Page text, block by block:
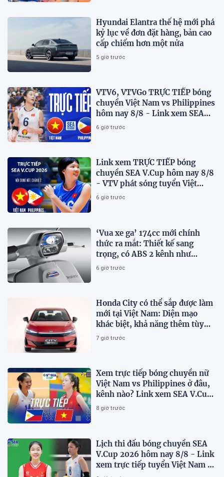
Hyundai Elantra thế hệ mới phá
kỷ lục về đơn đặt hàng, bản cao
cấp chiếm hơn một nửa
5 giờ trước
VTV6, VTVGo TRỰC TIẾP bóng
chuyền Việt Nam vs Philippines
hôm nay 8/8 - Link xem SEA
V.Cup 2026 mới nhất
6 giờ trước
Link xem TRỰC TIẾP bóng
chuyền SEA V.Cup hôm nay 8/8
- VTV phát sóng tuyển Việt
Nam đấu Philippines
6 giờ trước
‘Vua xe ga’ 174cc mới chính
thức ra mắt: Thiết kế sang
trọng, có ABS 2 kênh như
Honda SH, giá hấp dẫn
6 giờ trước
Honda City có thể sắp được làm
mới tại Việt Nam: Diện mạo
khác biệt, khả năng thêm tùy
chọn hybrid?
7 giờ trước
Xem trực tiếp bóng chuyền nữ
Việt Nam vs Philippines ở đâu,
kênh nào? Link xem SEA V.Cup
2026 mới nhất
8 giờ trước
Lịch thi đấu bóng chuyền SEA
V.Cup 2026 hôm nay 8/8 - Link
xem trực tiếp tuyển Việt Nam vs